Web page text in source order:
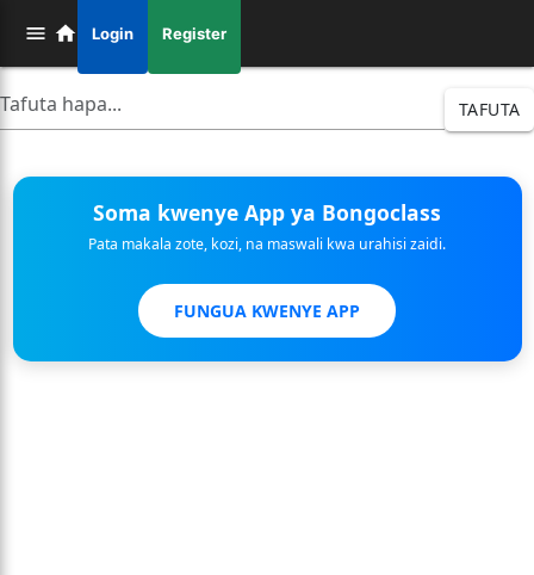
Login Register
TAFUTA
Soma kwenye App ya Bongoclass
Pata makala zote, kozi, na maswali kwa urahisi zaidi.
FUNGUA KWENYE APP